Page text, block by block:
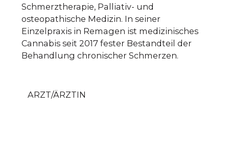
Schmerztherapie, Palliativ- und
osteopathische Medizin. In seiner
Einzelpraxis in Remagen ist medizinisches
Cannabis seit 2017 fester Bestandteil der
Behandlung chronischer Schmerzen.
ARZT/ÄRZTIN